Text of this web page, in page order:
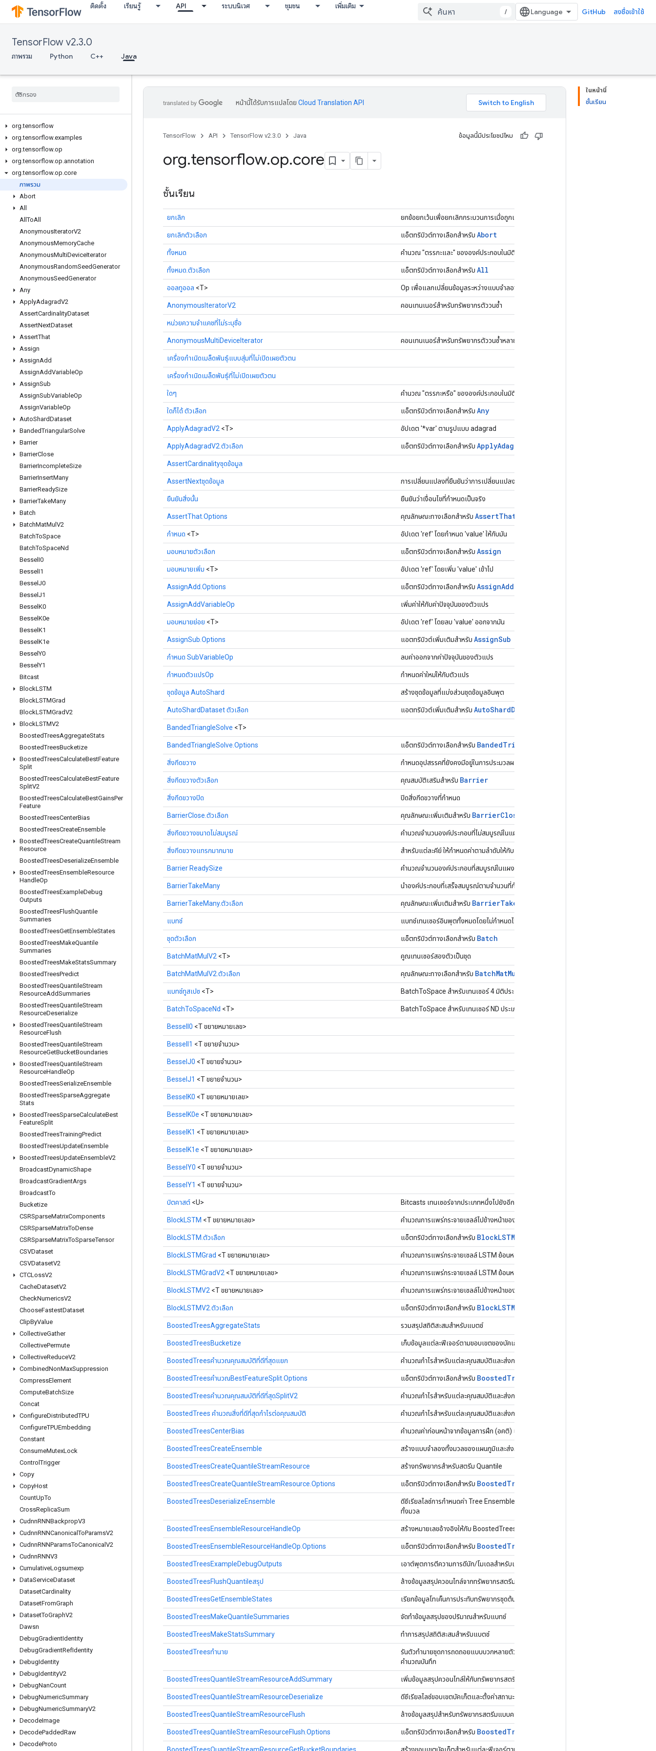
ติดตั้ง เรียนรู้ API ระบบนิเวศ ชุมชน เพิ่มเติม
/ GitHub ลงชื่อเข้าใช้
TensorFlow v2.3.0
ภาพรวม Python C++ Java
org.tensorflow
org.tensorflow.examples
org.tensorflow.op
org.tensorflow.op.annotation
org.tensorflow.op.core
ภาพรวม
Abort
All
AllToAll
AnonymousIteratorV2
AnonymousMemoryCache
AnonymousMultiDeviceIterator
AnonymousRandomSeedGenerator
AnonymousSeedGenerator
Any
ApplyAdagradV2
AssertCardinalityDataset
AssertNextDataset
AssertThat
Assign
AssignAdd
AssignAddVariableOp
AssignSub
AssignSubVariableOp
AssignVariableOp
AutoShardDataset
BandedTriangularSolve
Barrier
BarrierClose
BarrierIncompleteSize
BarrierInsertMany
BarrierReadySize
BarrierTakeMany
Batch
BatchMatMul V2
BatchToSpace
BatchToSpaceNd
Bessel I0
Bessel I1
Bessel J0
Bessel J1
Bessel K0
Bessel K0e
Bessel K1
Bessel K1e
BesselY0
BesselY1
Bitcast
BlockLSTM
BlockLSTMGrad
BlockLSTMGradV2
BlockLSTMV2
BoostedTreesAggregateStats
BoostedTreesBucketize
BoostedTreesCalculateBestFeature
Split
BoostedTreesCalculateBestFeature
SplitV2
BoostedTreesCalculateBestGainsPer
Feature
BoostedTreesCenterBias
BoostedTreesCreateEnsemble
BoostedTreesCreateQuantileStream
Resource
BoostedTreesDeserializeEnsemble
BoostedTreesEnsembleResource
HandleOp
BoostedTreesExampleDebug
Outputs
BoostedTreesFlushQuantile
Summaries
BoostedTreesGetEnsembleStates
BoostedTreesMakeQuantile
Summaries
BoostedTreesMakeStatsSummary
BoostedTreesPredict
BoostedTreesQuantileStream
ResourceAddSummaries
BoostedTreesQuantileStream
ResourceDeserialize
BoostedTreesQuantileStream
ResourceFlush
BoostedTreesQuantileStream
ResourceGetBucketBoundaries
BoostedTreesQuantileStream
ResourceHandleOp
BoostedTreesSerializeEnsemble
BoostedTreesSparseAggregate
Stats
BoostedTreesSparseCalculateBest
FeatureSplit
BoostedTreesTrainingPredict
BoostedTreesUpdateEnsemble
BoostedTreesUpdateEnsembleV2
BroadcastDynamicShape
BroadcastGradientArgs
BroadcastTo
Bucketize
CSRSparseMatrixComponents
CSRSparseMatrixToDense
CSRSparseMatrixToSparseTensor
CSVDataset
CSVDatasetV2
CTCLossV2
CacheDatasetV2
CheckNumericsV2
ChooseFastestDataset
ClipByValue
CollectiveGather
CollectivePermute
CollectiveReduceV2
CombinedNonMaxSuppression
CompressElement
ComputeBatchSize
Concat
ConfigureDistributedTPU
ConfigureTPUEmbedding
Constant
ConsumeMutexLock
ControlTrigger
Copy
CopyHost
CountUpTo
CrossReplicaSum
CudnnRNNBackpropV3
CudnnRNNCanonicalToParamsV2
CudnnRNNParamsToCanonical V2
CudnnRNNV3
CumulativeLogsumexp
DataServiceDataset
DatasetCardinality
DatasetFromGraph
DatasetToGraphV2
Dawsn
DebugGradientIdentity
DebugGradientRefIdentity
DebugIdentity
DebugIdentityV2
DebugNanCount
DebugNumericSummary
DebugNumericSummaryV2
DecodeImage
DecodePaddedRaw
DecodeProto
ในหน้านี้
ชั้นเรียน
หน้านี้ได้รับการแปลโดย Cloud Translation API
TensorFlow API TensorFlow v2.3.0 Java ข้อมูลนี้มีประโยชน์ไหม
org.tensorflow.op.core
ชั้นเรียน
ยกเลิก ยกข้อยกเว้นเพื่อยกเลิกกระบวนการเมื่อถูกเรียก
ยกเลิกตัวเลือก แอ็ตทริบิวต์ทางเลือกสำหรับ Abort
ทั้งหมด คำนวณ "ตรรกะและ" ขององค์ประกอบในมิติต่างๆ ของเทนเซอร์
ทั้งหมด.ตัวเลือก แอ็ตทริบิวต์ทางเลือกสำหรับ All
ออลทูออล <T> Op เพื่อแลกเปลี่ยนข้อมูลระหว่างแบบจำลอง TPU
AnonymousIteratorV2 คอนเทนเนอร์สำหรับทรัพยากรตัววนซ้ำ
หน่วยความจำแคชที่ไม่ระบุชื่อ
AnonymousMultiDeviceIterator คอนเทนเนอร์สำหรับทรัพยากรตัววนซ้ำหลายอุปกรณ์
เครื่องกำเนิดเมล็ดพันธุ์แบบสุ่มที่ไม่เปิดเผยตัวตน
เครื่องกำเนิดเมล็ดพันธุ์ที่ไม่เปิดเผยตัวตน
ใดๆ คำนวณ "ตรรกะหรือ" ขององค์ประกอบในมิติต่างๆ ของเทนเซอร์
ใดก็ได้ ตัวเลือก แอ็ตทริบิวต์ทางเลือกสำหรับ Any
ApplyAdagradV2 <T> อัปเดต '*var' ตามรูปแบบ adagrad
ApplyAdagradV2.ตัวเลือก แอ็ตทริบิวต์ทางเลือกสำหรับ ApplyAdagrad
AssertCardinalityชุดข้อมูล
AssertNextชุดข้อมูล การเปลี่ยนแปลงที่ยืนยันว่าการเปลี่ยนแปลงใดจะเกิดขึ้นต่อไป
ยืนยันสิ่งนั้น ยืนยันว่าเงื่อนไขที่กำหนดเป็นจริง
AssertThat.Options คุณลักษณะทางเลือกสำหรับ AssertThat
กำหนด <T> อัปเดต 'ref' โดยกำหนด 'value' ให้กับมัน
มอบหมายตัวเลือก แอ็ตทริบิวต์ทางเลือกสำหรับ Assign
มอบหมายเพิ่ม <T> อัปเดต 'ref' โดยเพิ่ม 'value' เข้าไป
AssignAdd.Options แอ็ตทริบิวต์ทางเลือกสำหรับ AssignAdd
AssignAddVariableOp เพิ่มค่าให้กับค่าปัจจุบันของตัวแปร
มอบหมายย่อย <T> อัปเดต 'ref' โดยลบ 'value' ออกจากมัน
AssignSub.Options แอตทริบิวต์เพิ่มเติมสำหรับ AssignSub
กำหนด SubVariableOp ลบค่าออกจากค่าปัจจุบันของตัวแปร
กำหนดตัวแปรOp กำหนดค่าใหม่ให้กับตัวแปร
ชุดข้อมูล AutoShard สร้างชุดข้อมูลที่แบ่งส่วนชุดข้อมูลอินพุต
AutoShardDataset ตัวเลือก แอตทริบิวต์เพิ่มเติมสำหรับ AutoShardDataset
BandedTriangleSolve <T>
BandedTriangleSolve.Options แอ็ตทริบิวต์ทางเลือกสำหรับ BandedTriangular
สิ่งกีดขวาง กำหนดอุปสรรคที่ยังคงมีอยู่ในการประมวลผลกราฟต่างๆ
สิ่งกีดขวางตัวเลือก คุณสมบัติเสริมสำหรับ Barrier
สิ่งกีดขวางปิด ปิดสิ่งกีดขวางที่กำหนด
BarrierClose.ตัวเลือก คุณลักษณะเพิ่มเติมสำหรับ BarrierClose
สิ่งกีดขวางขนาดไม่สมบูรณ์ คำนวณจำนวนองค์ประกอบที่ไม่สมบูรณ์ในแผงกั้นที่กำหนด
สิ่งกีดขวางแทรกมากมาย สำหรับแต่ละคีย์ ให้กำหนดค่าตามลำดับให้กับส่วนประกอบที่ระบุ
Barrier ReadySize คำนวณจำนวนองค์ประกอบที่สมบูรณ์ในแผงกั้นที่กำหนด
BarrierTakeMany นำองค์ประกอบที่เสร็จสมบูรณ์ตามจำนวนที่กำหนดจากสิ่งกีดขวาง
BarrierTakeMany.ตัวเลือก คุณลักษณะเพิ่มเติมสำหรับ BarrierTake
แบทช์ แบทช์เทนเซอร์อินพุตทั้งหมดโดยไม่กำหนดไว้
ชุดตัวเลือก แอ็ตทริบิวต์ทางเลือกสำหรับ Batch
BatchMatMulV2 <T> คูณเทนเซอร์สองตัวเป็นชุด
BatchMatMulV2.ตัวเลือก คุณลักษณะทางเลือกสำหรับ BatchMatMul
แบทช์ทูสเปซ <T> BatchToSpace สำหรับเทนเซอร์ 4 มิติประเภท T
BatchToSpaceNd <T> BatchToSpace สำหรับเทนเซอร์ ND ประเภท T
BesselI0 <T ขยายหมายเลข>
BesselI1 <T ขยายจำนวน>
BesselJ0 <T ขยายจำนวน>
BesselJ1 <T ขยายจำนวน>
BesselK0 <T ขยายหมายเลข>
BesselK0e <T ขยายหมายเลข>
BesselK1 <T ขยายหมายเลข>
BesselK1e <T ขยายหมายเลข>
BesselY0 <T ขยายจำนวน>
BesselY1 <T ขยายจำนวน>
บิตคาสต์ <U> Bitcasts เทนเซอร์จากประเภทหนึ่งไปยังอีกประเภทหนึ่งโดยไม่ต้องคัดลอกข้อมูล
BlockLSTM <T ขยายหมายเลข> คำนวณการแพร่กระจายเซลล์ไปข้างหน้าของ LSTM สำหรับขั้นตอนเวลาทั้งหมด
BlockLSTM.ตัวเลือก แอ็ตทริบิวต์ทางเลือกสำหรับ BlockLSTM
BlockLSTMGrad <T ขยายหมายเลข> คำนวณการแพร่กระจายเซลล์ LSTM ย้อนหลังสำหรับลำดับเวลาทั้งหมด
BlockLSTMGradV2 <T ขยายหมายเลข> คำนวณการแพร่กระจายเซลล์ LSTM ย้อนหลังสำหรับลำดับเวลาทั้งหมด
BlockLSTMV2 <T ขยายหมายเลข> คำนวณการแพร่กระจายเซลล์ไปข้างหน้าของ LSTM สำหรับขั้นตอนเวลาทั้งหมด
BlockLSTMV2.ตัวเลือก แอ็ตทริบิวต์ทางเลือกสำหรับ BlockLSTMV2
BoostedTreesAggregateStats รวมสรุปสถิติสะสมสำหรับแบตช์
BoostedTreesBucketize เก็บข้อมูลแต่ละฟีเจอร์ตามขอบเขตของบัคเก็ต
BoostedTreesคำนวณคุณสมบัติที่ดีที่สุดแยก คำนวณกำไรสำหรับแต่ละคุณสมบัติและส่งกลับข้อมูลการแยกที่ดีที่สุดเท่าที่เป็นไปได้สำหรับคุณสม
BoostedTreesคำนวณBestFeatureSplit.Options แอ็ตทริบิวต์ทางเลือกสำหรับ BoostedTrees
BoostedTreesคำนวณคุณสมบัติที่ดีที่สุดSplitV2 คำนวณกำไรสำหรับแต่ละคุณสมบัติและส่งกลับข้อมูลการแยกที่ดีที่สุดที่เป็นไปได้สำหรับแต่ละโหนด
BoostedTrees คำนวณสิ่งที่ดีที่สุดกำไรต่อคุณสมบัติ คำนวณกำไรสำหรับแต่ละคุณสมบัติและส่งกลับข้อมูลการแยกที่ดีที่สุดเท่าที่เป็นไปได้สำหรับคุณสม
BoostedTreesCenterBias คำนวณค่าก่อนหน้าจากข้อมูลการฝึก (อคติ) และเติมค่าก่อนหน้าของการบันทึกในโหนดแรก
BoostedTreesCreateEnsemble สร้างแบบจำลองทั้งมวลของแผนภูมิและส่งกลับหมายเลขอ้างอิง
BoostedTreesCreateQuantileStreamResource สร้างทรัพยากรสำหรับสตรีม Quantile
BoostedTreesCreateQuantileStreamResource.Options แอ็ตทริบิวต์ทางเลือกสำหรับ BoostedTrees
BoostedTreesDeserializeEnsemble
ดีซีเรียลไลซ์การกำหนดค่า Tree Ensemble ที่เป็นอนุกรมและแทนที่แผนผังปัจจุบัน
ทั้งมวล
BoostedTreesEnsembleResourceHandleOp สร้างหมายเลขอ้างอิงให้กับ BoostedTreesEnsembleResource
BoostedTreesEnsembleResourceHandleOp.Options แอ็ตทริบิวต์ทางเลือกสำหรับ BoostedTrees
BoostedTreesExampleDebugOutputs เอาต์พุตการตีความการดีบัก/โมเดลสำหรับแต่ละตัวอย่าง
BoostedTreesFlushQuantileสรุป ล้างข้อมูลสรุปควอนไทล์จากทรัพยากรสตรีมควอนไทล์แต่ละรายการ
BoostedTreesGetEnsembleStates เรียกข้อมูลโทเค็นการประทับทรัพยากรชุดต้นไม้ จำนวนต้นไม้ และสถิติการเติบโต
BoostedTreesMakeQuantileSummaries จัดทำข้อมูลสรุปของปริมาณสำหรับแบทช์
BoostedTreesMakeStatsSummary ทำการสรุปสถิติสะสมสำหรับแบตช์
BoostedTreesทำนาย
รันตัวทำนายชุดการถดถอยแบบบวกหลายตัวบนอินสแตนซ์อินพุตและ
คำนวณบันทึก
BoostedTreesQuantileStreamResourceAddSummary เพิ่มข้อมูลสรุปควอนไทล์ให้กับทรัพยากรสตรีมควอนไทล์แต่ละรายการ
BoostedTreesQuantileStreamResourceDeserialize ดีซีเรียลไลซ์ขอบเขตบัคเก็ตและตั้งค่าสถานะพร้อมลงใน QuantileAccumulator ปัจจุบัน
BoostedTreesQuantileStreamResourceFlush ล้างข้อมูลสรุปสำหรับทรัพยากรสตรีมแบบควอนไทล์
BoostedTreesQuantileStreamResourceFlush.Options แอ็ตทริบิวต์ทางเลือกสำหรับ BoostedTrees